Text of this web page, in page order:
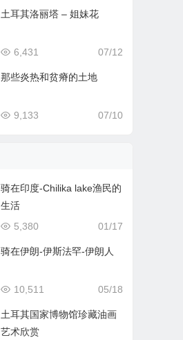
土耳其洛丽塔 – 姐妹花
07/12
6,431
那些炎热和贫瘠的土地
07/10
9,133
骑在印度-Chilika lake渔民的
生活
01/17
5,380
骑在伊朗-伊斯法罕-伊朗人
05/18
10,511
土耳其国家博物馆珍藏油画
艺术欣赏